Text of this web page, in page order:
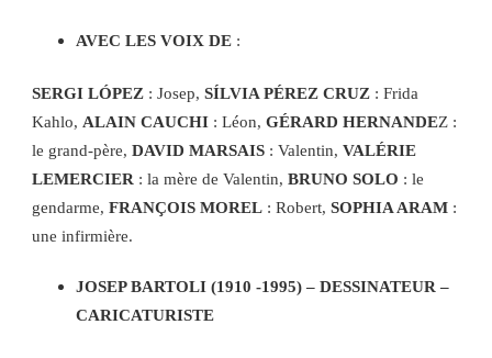
AVEC LES VOIX DE :
SERGI LÓPEZ : Josep, SÍLVIA PÉREZ CRUZ : Frida
Kahlo, ALAIN CAUCHI : Léon, GÉRARD HERNANDEZ :
le grand-père, DAVID MARSAIS : Valentin, VALÉRIE
LEMERCIER : la mère de Valentin, BRUNO SOLO : le
gendarme, FRANÇOIS MOREL : Robert, SOPHIA ARAM :
une infirmière.
JOSEP BARTOLI (1910 -1995) – DESSINATEUR –
CARICATURISTE